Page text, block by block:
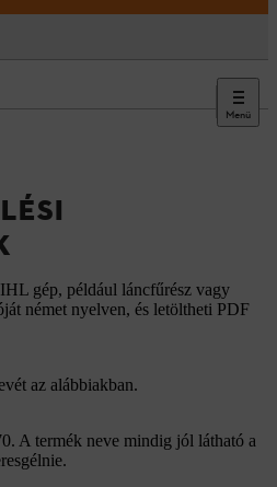
Menü
gép, például láncfűrész vagy
német nyelven, és letöltheti PDF
az alábbiakban.
A termék neve mindig jól látható a